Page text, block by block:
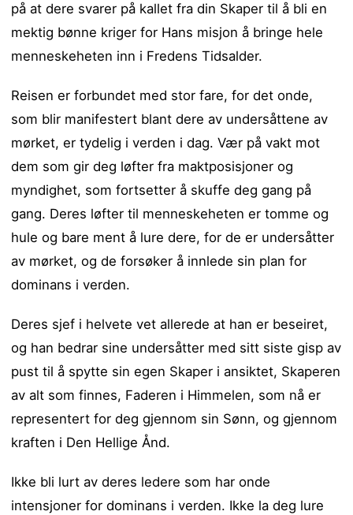
på at dere svarer på kallet fra din Skaper til å bli en
mektig bønne kriger for Hans misjon å bringe hele
menneskeheten inn i Fredens Tidsalder.
Reisen er forbundet med stor fare, for det onde,
som blir manifestert blant dere av undersåttene av
mørket, er tydelig i verden i dag. Vær på vakt mot
dem som gir deg løfter fra maktposisjoner og
myndighet, som fortsetter å skuffe deg gang på
gang. Deres løfter til menneskeheten er tomme og
hule og bare ment å lure dere, for de er undersåtter
av mørket, og de forsøker å innlede sin plan for
dominans i verden.
Deres sjef i helvete vet allerede at han er beseiret,
og han bedrar sine undersåtter med sitt siste gisp av
pust til å spytte sin egen Skaper i ansiktet, Skaperen
av alt som finnes, Faderen i Himmelen, som nå er
representert for deg gjennom sin Sønn, og gjennom
kraften i Den Hellige Ånd.
Ikke bli lurt av deres ledere som har onde
intensjoner for dominans i verden. Ikke la deg lure